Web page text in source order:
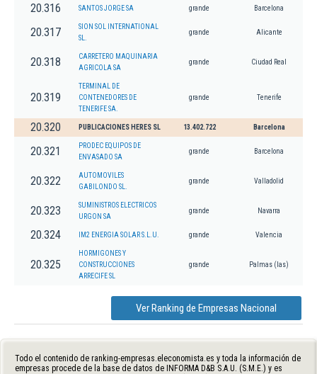
20.316 SANTOS JORGE SA grande Barcelona
20.317
SION SOL INTERNATIONAL
SL.
grande Alicante
20.318
CARRETERO MAQUINARIA
AGRICOLA SA
grande Ciudad Real
20.319
TERMINAL DE
CONTENEDORES DE
TENERIFE SA.
grande Tenerife
20.320 PUBLICACIONES HERES SL 13.402.722 Barcelona
20.321
PRODEC EQUIPOS DE
ENVASADO SA
grande Barcelona
20.322
AUTOMOVILES
GABILONDO SL.
grande Valladolid
20.323
SUMINISTROS ELECTRICOS
URGON SA
grande Navarra
20.324 IM2 ENERGIA SOLAR S.L.U. grande Valencia
20.325
HORMIGONES Y
CONSTRUCCIONES
ARRECIFE SL
grande Palmas (las)
Ver Ranking de Empresas Nacional
Todo el contenido de ranking-empresas.eleconomista.es y toda la información de
empresas procede de la base de datos de INFORMA D&B S.A.U. (S.M.E.) y es